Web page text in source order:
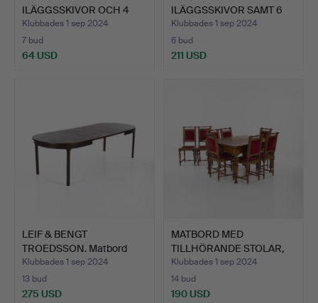
ILÄGGSSKIVOR OCH 4
STOLAR, "Axet"…
Klubbades 1 sep 2024
7 bud
64 USD
ILÄGGSSKIVOR SAMT 6
STOLAR, 210 c…
Klubbades 1 sep 2024
6 bud
211 USD
LEIF & BENGT
TROEDSSON. Matbord
med 2 iläg…
Klubbades 1 sep 2024
13 bud
275 USD
MATBORD MED
TILLHÖRANDE STOLAR,
Sverige 18…
Klubbades 1 sep 2024
14 bud
190 USD